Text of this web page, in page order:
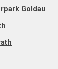
Goldau